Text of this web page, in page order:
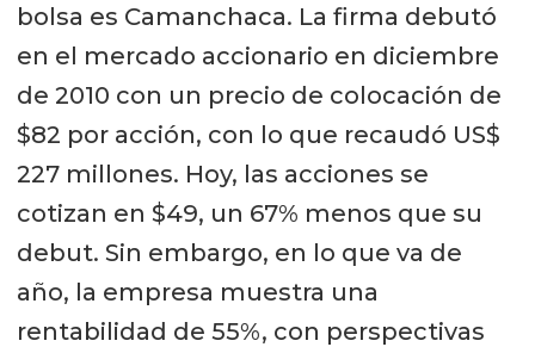
bolsa es Camanchaca. La firma debutó
en el mercado accionario en diciembre
de 2010 con un precio de colocación de
$82 por acción, con lo que recaudó US$
227 millones. Hoy, las acciones se
cotizan en $49, un 67% menos que su
debut. Sin embargo, en lo que va de
año, la empresa muestra una
rentabilidad de 55%, con perspectivas